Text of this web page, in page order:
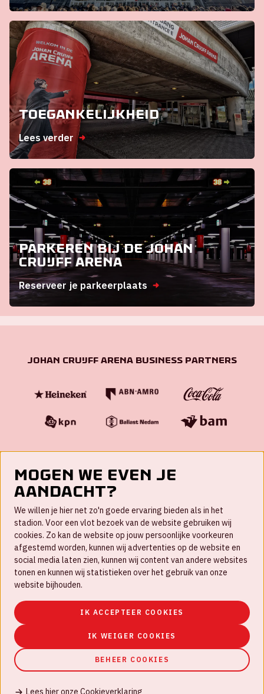
Toegankelijkheid
Lees verder
Parkeren bij de Johan
Cruijff ArenA
Reserveer je parkeerplaats
Johan Cruijff ArenA Business Partners
Werken bij
Disclaimer
Mogen we even je
aandacht?
We willen je hier net zo'n goede ervaring bieden als in het
stadion. Voor een vlot bezoek van de website gebruiken wij
cookies. Zo kan de website op jouw persoonlijke voorkeuren
afgestemd worden, kunnen wij advertenties op de website en
social media laten zien, kunnen wij content van andere websites
tonen en kunnen wij statistieken over het gebruik van onze
website bijhouden.
IK ACCEPTEER COOKIES
IK WEIGER COOKIES
BEHEER COOKIES
Lees hier onze Cookieverklaring